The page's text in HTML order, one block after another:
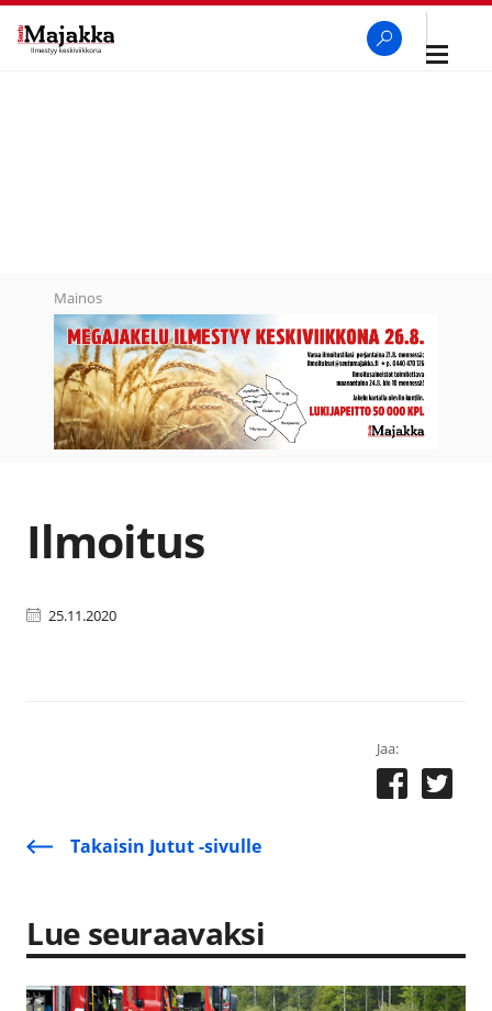
Avaa
Mainos
Ilmoitus
25.11.2020
Jaa:
Takaisin Jutut -sivulle
Lue seuraavaksi